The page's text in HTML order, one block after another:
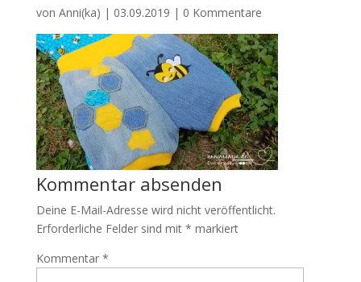
von Anni(ka) | 03.09.2019 | 0 Kommentare
Kommentar absenden
Deine E-Mail-Adresse wird nicht veröffentlicht.
Erforderliche Felder sind mit * markiert
Kommentar *